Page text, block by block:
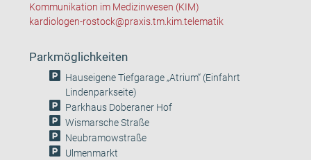
Kommunikation im Medizinwesen (KIM)
kardiologen-rostock@praxis.tm.kim.telematik
Parkmöglichkeiten
Hauseigene Tiefgarage „Atrium“ (Einfahrt
Lindenparkseite)
Parkhaus Doberaner Hof
Wismarsche Straße
Neubramowstraße
Ulmenmarkt